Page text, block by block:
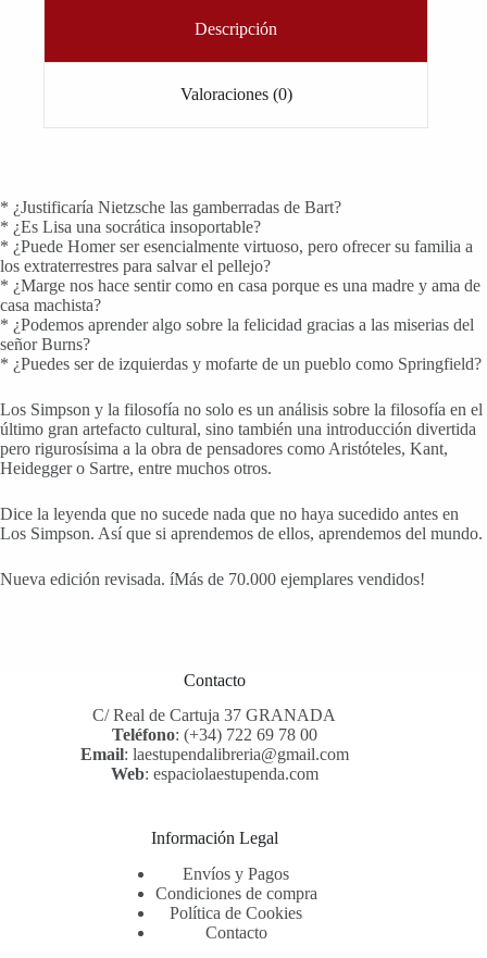
Descripción
Valoraciones (0)
* ¿Justificaría Nietzsche las gamberradas de Bart?
* ¿Es Lisa una socrática insoportable?
* ¿Puede Homer ser esencialmente virtuoso, pero ofrecer su familia a
los extraterrestres para salvar el pellejo?
* ¿Marge nos hace sentir como en casa porque es una madre y ama de
casa machista?
* ¿Podemos aprender algo sobre la felicidad gracias a las miserias del
señor Burns?
* ¿Puedes ser de izquierdas y mofarte de un pueblo como Springfield?
Los Simpson y la filosofía no solo es un análisis sobre la filosofía en el
último gran artefacto cultural, sino también una introducción divertida
pero rigurosísima a la obra de pensadores como Aristóteles, Kant,
Heidegger o Sartre, entre muchos otros.
Dice la leyenda que no sucede nada que no haya sucedido antes en
Los Simpson. Así que si aprendemos de ellos, aprendemos del mundo.
Nueva edición revisada. íMás de 70.000 ejemplares vendidos!
Contacto
C/ Real de Cartuja 37 GRANADA
Teléfono: (+34) 722 69 78 00
Email: laestupendalibreria@gmail.com
Web: espaciolaestupenda.com
Información Legal
Envíos y Pagos
Condiciones de compra
Política de Cookies
Contacto